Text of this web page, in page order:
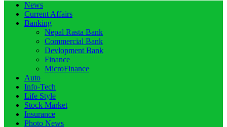
News
Current Affairs
Banking
Nepal Rasta Bank
Commercial Bank
Devlopment Bank
Finance
MicroFinance
Auto
Info-Tech
Life Style
Stock Market
Insurance
Photo News